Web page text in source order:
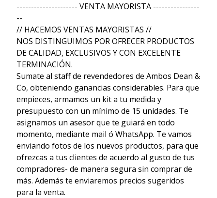
--------------------- VENTA MAYORISTA ----------------
--
// HACEMOS VENTAS MAYORISTAS //
NOS DISTINGUIMOS POR OFRECER PRODUCTOS
DE CALIDAD, EXCLUSIVOS Y CON EXCELENTE
TERMINACIÓN.
Sumate al staff de revendedores de Ambos Dean &
Co, obteniendo ganancias considerables. Para que
empieces, armamos un kit a tu medida y
presupuesto con un mínimo de 15 unidades. Te
asignamos un asesor que te guiará en todo
momento, mediante mail ó WhatsApp. Te vamos
enviando fotos de los nuevos productos, para que
ofrezcas a tus clientes de acuerdo al gusto de tus
compradores- de manera segura sin comprar de
más. Además te enviaremos precios sugeridos
para la venta.